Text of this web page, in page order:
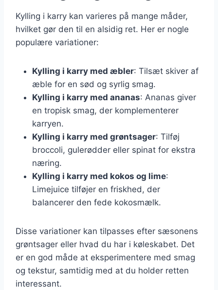
Kylling i karry kan varieres på mange måder,
hvilket gør den til en alsidig ret. Her er nogle
populære variationer:
Kylling i karry med æbler: Tilsæt skiver af
æble for en sød og syrlig smag.
Kylling i karry med ananas: Ananas giver
en tropisk smag, der komplementerer
karryen.
Kylling i karry med grøntsager: Tilføj
broccoli, gulerødder eller spinat for ekstra
næring.
Kylling i karry med kokos og lime:
Limejuice tilføjer en friskhed, der
balancerer den fede kokosmælk.
Disse variationer kan tilpasses efter sæsonens
grøntsager eller hvad du har i køleskabet. Det
er en god måde at eksperimentere med smag
og tekstur, samtidig med at du holder retten
interessant.